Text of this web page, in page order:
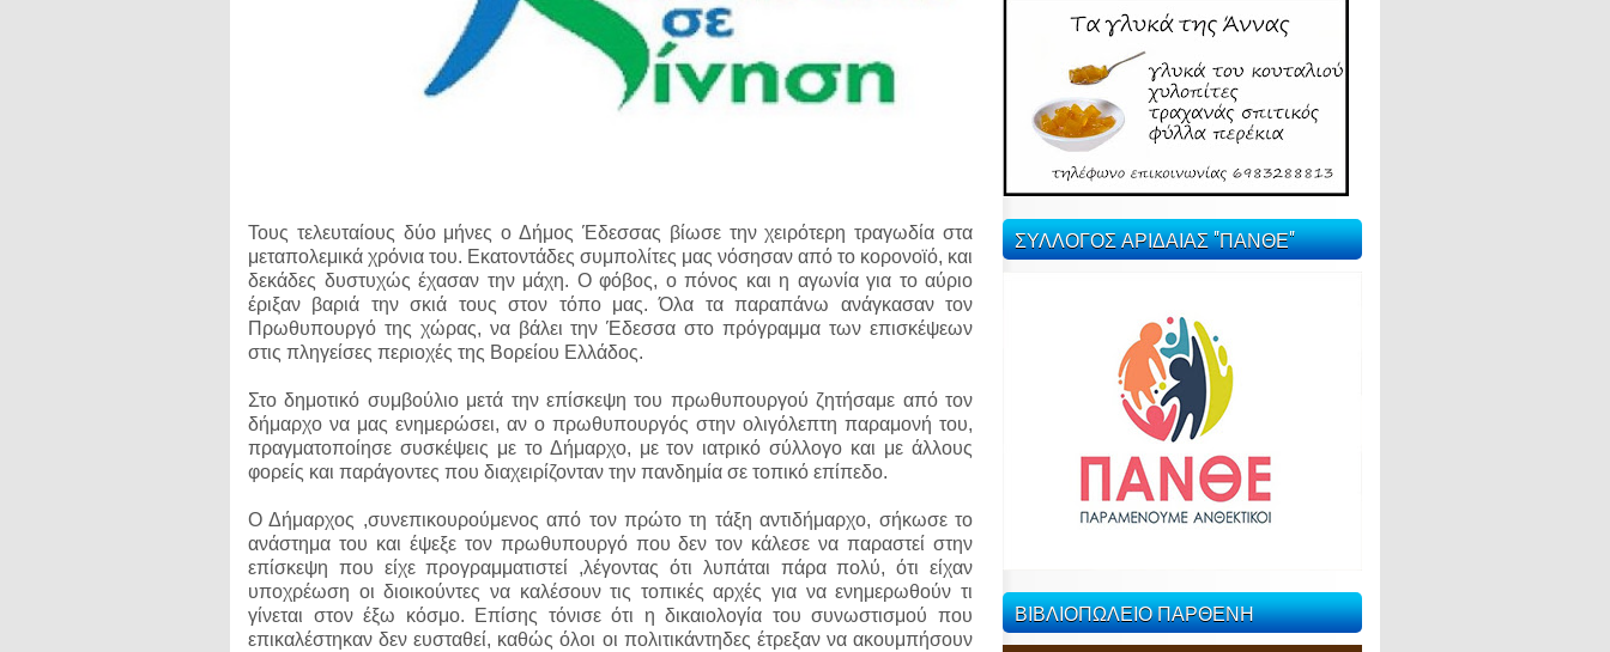
Τους τελευταίους δύο μήνες ο Δήμος Έδεσσας βίωσε την χειρότερη τραγωδία στα
μεταπολεμικά χρόνια του. Εκατοντάδες συμπολίτες μας νόσησαν από το κορονοϊό, και
δεκάδες δυστυχώς έχασαν την μάχη. Ο φόβος, ο πόνος και η αγωνία για το αύριο
έριξαν βαριά την σκιά τους στον τόπο μας. Όλα τα παραπάνω ανάγκασαν τον
Πρωθυπουργό της χώρας, να βάλει την Έδεσσα στο πρόγραμμα των επισκέψεων
στις πληγείσες περιοχές της Βορείου Ελλάδος.
Στο δημοτικό συμβούλιο μετά την επίσκεψη του πρωθυπουργού ζητήσαμε από τον
δήμαρχο να μας ενημερώσει, αν ο πρωθυπουργός στην ολιγόλεπτη παραμονή του,
πραγματοποίησε συσκέψεις με το Δήμαρχο, με τον ιατρικό σύλλογο και με άλλους
φορείς και παράγοντες που διαχειρίζονταν την πανδημία σε τοπικό επίπεδο.
Ο Δήμαρχος ,συνεπικουρούμενος από τον πρώτο τη τάξη αντιδήμαρχο, σήκωσε το
ανάστημα του και έψεξε τον πρωθυπουργό που δεν τον κάλεσε να παραστεί στην
επίσκεψη που είχε προγραμματιστεί ,λέγοντας ότι λυπάται πάρα πολύ, ότι είχαν
υποχρέωση οι διοικούντες να καλέσουν τις τοπικές αρχές για να ενημερωθούν τι
γίνεται στον έξω κόσμο. Επίσης τόνισε ότι η δικαιολογία του συνωστισμού που
επικαλέστηκαν δεν ευσταθεί, καθώς όλοι οι πολιτικάντηδες έτρεξαν να ακουμπήσουν
ΣΥΛΛΟΓΟΣ ΑΡΙΔΑΙΑΣ "ΠΑΝΘΕ"
ΒΙΒΛΙΟΠΩΛΕΙΟ ΠΑΡΘΕΝΗ